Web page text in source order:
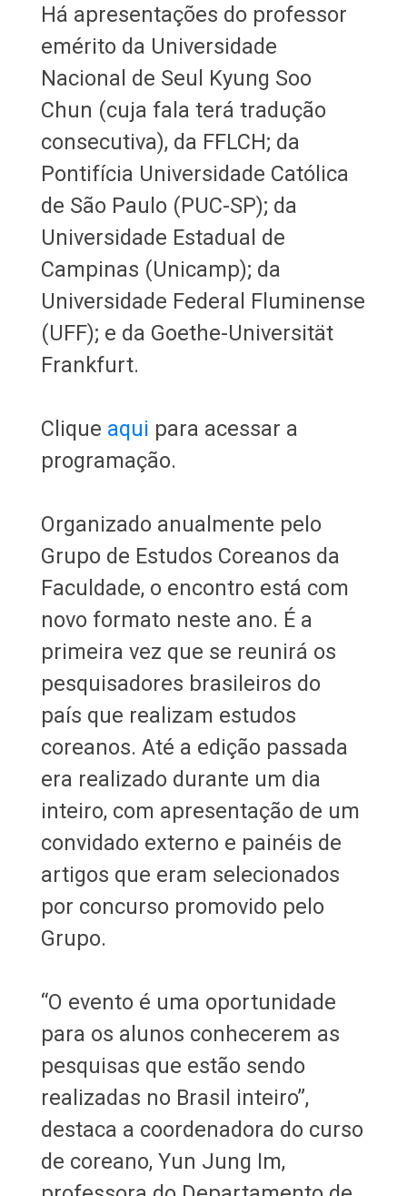
Há apresentações do professor
emérito da Universidade
Nacional de Seul Kyung Soo
Chun (cuja fala terá tradução
consecutiva), da FFLCH; da
Pontifícia Universidade Católica
de São Paulo (PUC-SP); da
Universidade Estadual de
Campinas (Unicamp); da
Universidade Federal Fluminense
(UFF); e da Goethe-Universität
Frankfurt.
Clique aqui para acessar a
programação.
Organizado anualmente pelo
Grupo de Estudos Coreanos da
Faculdade, o encontro está com
novo formato neste ano. É a
primeira vez que se reunirá os
pesquisadores brasileiros do
país que realizam estudos
coreanos. Até a edição passada
era realizado durante um dia
inteiro, com apresentação de um
convidado externo e painéis de
artigos que eram selecionados
por concurso promovido pelo
Grupo.
“O evento é uma oportunidade
para os alunos conhecerem as
pesquisas que estão sendo
realizadas no Brasil inteiro”,
destaca a coordenadora do curso
de coreano, Yun Jung Im,